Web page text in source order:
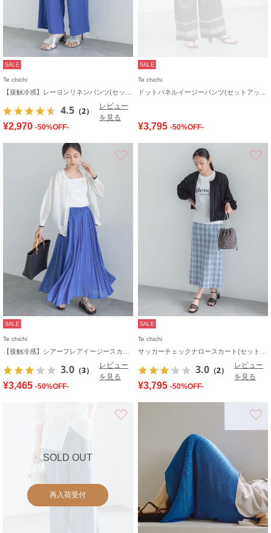
SALE
Te chichi
4.5 （2）
レビュー
を見る
¥2,970 -50%OFF-
SALE
Te chichi
¥3,795 -50%OFF-
SALE
Te chichi
3.0 （3）
レビュー
を見る
¥3,465 -50%OFF-
SALE
Te chichi
3.0 （2）
レビュー
を見る
¥3,795 -50%OFF-
SOLD OUT
再入荷受付